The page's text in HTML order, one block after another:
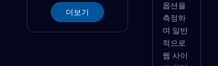
더보기
옵션을
측정하
며 일반
적으로
웹 사이